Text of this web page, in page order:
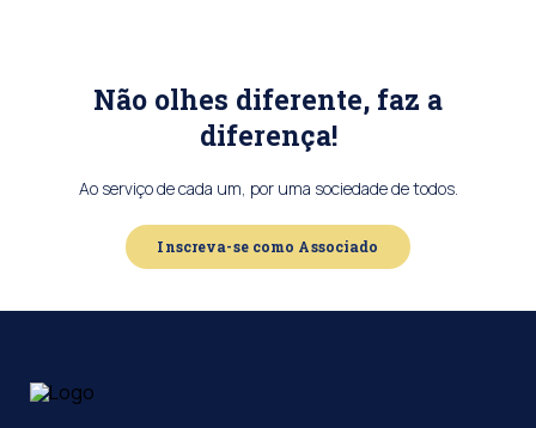
Não olhes diferente, faz a
diferença!
Ao serviço de cada um, por uma sociedade de todos.
Inscreva-se como Associado